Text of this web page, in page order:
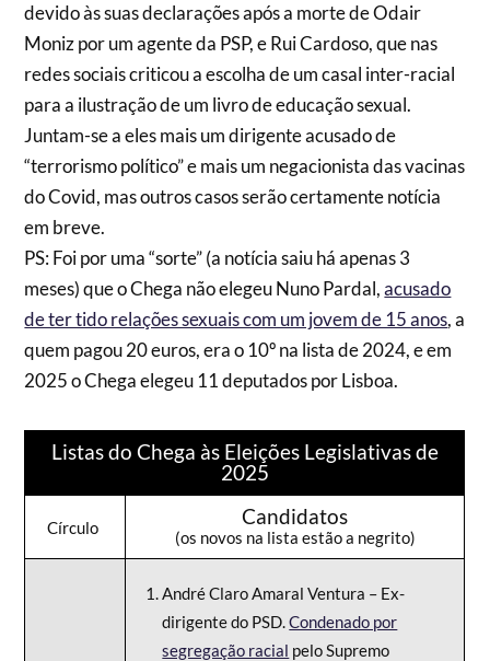
devido às suas declarações após a morte de Odair
Moniz por um agente da PSP, e Rui Cardoso, que nas
redes sociais criticou a escolha de um casal inter-racial
para a ilustração de um livro de educação sexual.
Juntam-se a eles mais um dirigente acusado de
“terrorismo político” e mais um negacionista das vacinas
do Covid, mas outros casos serão certamente notícia
em breve.
PS: Foi por uma “sorte” (a notícia saiu há apenas 3
meses) que o Chega não elegeu Nuno Pardal,acusado
de ter tido relações sexuais com um jovem de 15 anos, a
quem pagou 20 euros, era o 10º na lista de 2024, e em
2025 o Chega elegeu 11 deputados por Lisboa.
Listas do Chega às Eleições Legislativas de
2025
Círculo Candidatos
(os novos na lista estão a negrito)
André Claro Amaral Ventura – Ex-
dirigente do PSD.Condenado por
segregação racial pelo Supremo